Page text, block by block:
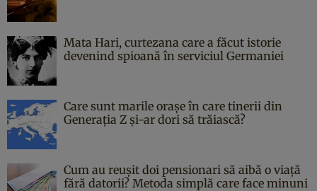
Mata Hari, curtezana care a făcut istorie
devenind spioană în serviciul Germaniei
Care sunt marile orașe în care tinerii din
Generația Z și-ar dori să trăiască?
Cum au reușit doi pensionari să aibă o viață
fără datorii? Metoda simplă care face minuni